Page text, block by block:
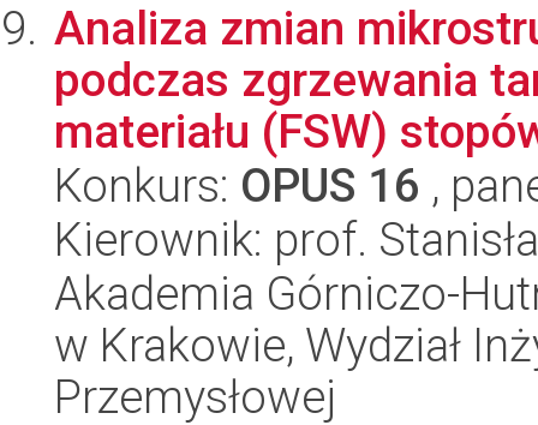
Analiza zmian
podczas zgrzewania
materiału (FSW)
Konkurs: OPUS 16 ,
Kierownik: prof.
Akademia Górniczo-
w Krakowie, Wydział
Przemysłowej